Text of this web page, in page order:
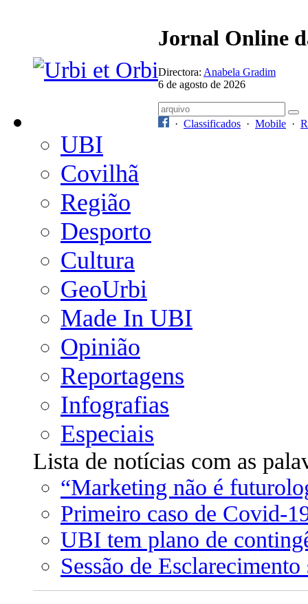
Jornal Online
Directora: Anabela Gradim
6 de agosto de 2026
· Classificados · Mobile ·
UBI
Covilhã
Região
Desporto
Cultura
GeoUrbi
Made In UBI
Opinião
Reportagens
Infografias
Especiais
Lista de notícias com as
“Marketing não é
Primeiro caso de Covid-
UBI tem plano de
Sessão de